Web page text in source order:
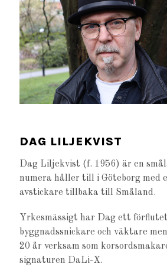
DAG LILJEKVIST
Dag Liljekvist (f. 1956) är en
numera håller till i Göteborg med
avstickare tillbaka till Småland.
Yrkesmässigt har Dag ett
byggnadssnickare och väktare
20 år verksam som
signaturen DaLi-X.